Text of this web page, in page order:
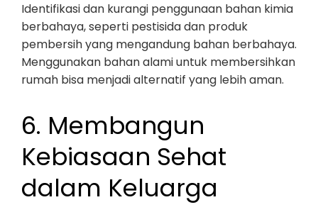
Identifikasi dan kurangi penggunaan bahan kimia
berbahaya, seperti pestisida dan produk
pembersih yang mengandung bahan berbahaya.
Menggunakan bahan alami untuk membersihkan
rumah bisa menjadi alternatif yang lebih aman.
6. Membangun
Kebiasaan Sehat
dalam Keluarga